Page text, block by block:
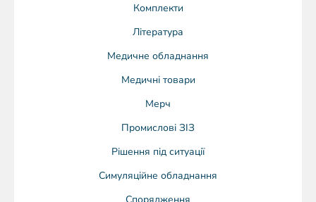
Комплекти
Література
Медичне обладнання
Медичні товари
Мерч
Промислові ЗІЗ
Рішення під ситуації
Симуляційне обладнання